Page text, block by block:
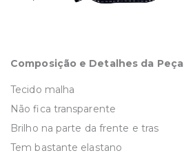
Composição e Detalhes da Peça
Tecido malha
Não fica transparente
Brilho na parte da frente e tras
Tem bastante elastano